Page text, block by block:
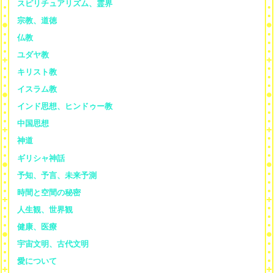
スピリチュアリズム、霊界
宗教、道徳
仏教
ユダヤ教
キリスト教
イスラム教
インド思想、ヒンドゥー教
中国思想
神道
ギリシャ神話
予知、予言、未来予測
時間と空間の秘密
人生観、世界観
健康、医療
宇宙文明、古代文明
愛について